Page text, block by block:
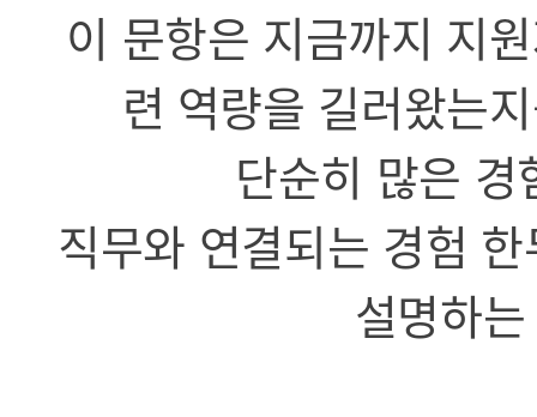
이 문항은 지금까지 지
련 역량을 길러왔는
단순히 많은
직무와 연결되는 경험
설명하